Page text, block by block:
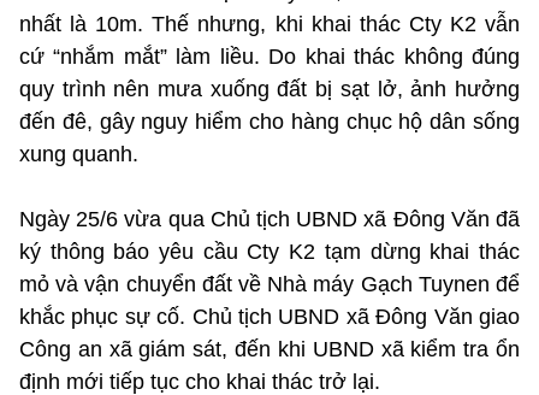
nhất là 10m. Thế nhưng, khi khai thác Cty K2 vẫn
cứ “nhắm mắt” làm liều. Do khai thác không đúng
quy trình nên mưa xuống đất bị sạt lở, ảnh hưởng
đến đê, gây nguy hiểm cho hàng chục hộ dân sống
xung quanh.
Ngày 25/6 vừa qua Chủ tịch UBND xã Đông Văn đã
ký thông báo yêu cầu Cty K2 tạm dừng khai thác
mỏ và vận chuyển đất về Nhà máy Gạch Tuynen để
khắc phục sự cố. Chủ tịch UBND xã Đông Văn giao
Công an xã giám sát, đến khi UBND xã kiểm tra ổn
định mới tiếp tục cho khai thác trở lại.